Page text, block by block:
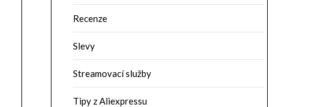
Recenze
Slevy
Streamovací služby
Tipy z Aliexpressu